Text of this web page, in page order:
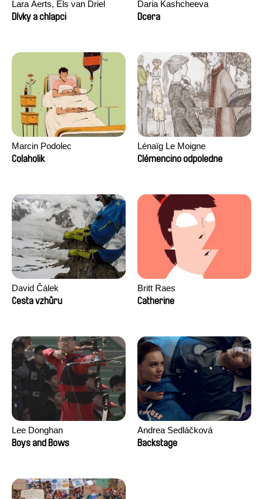
Lara Aerts, Els van Driel
Dívky a chlapci
Daria Kashcheeva
Dcera
Marcin Podolec
Colaholik
Lénaïg Le Moigne
Clémencino odpoledne
David Čálek
Cesta vzhůru
Britt Raes
Catherine
Lee Donghan
Boys and Bows
Andrea Sedláčková
Backstage